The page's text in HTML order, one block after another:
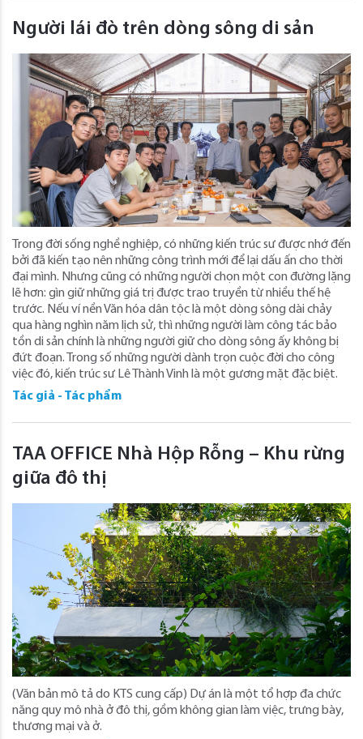
Người lái đò trên dòng sông di sản
Trong đời sống nghề nghiệp, có những kiến trúc sư được nhớ đến
bởi đã kiến tạo nên những công trình mới để lại dấu ấn cho thời
đại mình. Nhưng cũng có những người chọn một con đường lặng
lẽ hơn: gìn giữ những giá trị được trao truyền từ nhiều thế hệ
trước. Nếu ví nền Văn hóa dân tộc là một dòng sông dài chảy
qua hàng nghìn năm lịch sử, thì những người làm công tác bảo
tồn di sản chính là những người giữ cho dòng sông ấy không bị
đứt đoạn. Trong số những người dành trọn cuộc đời cho công
việc đó, kiến trúc sư Lê Thành Vinh là một gương mặt đặc biệt.
Tác giả - Tác phẩm
TAA OFFICE Nhà Hộp Rỗng – Khu rừng
giữa đô thị
(Văn bản mô tả do KTS cung cấp) Dự án là một tổ hợp đa chức
năng quy mô nhà ở đô thị, gồm không gian làm việc, trưng bày,
thương mại và ở.